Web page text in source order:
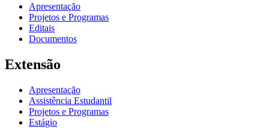
Apresentação
Projetos e Programas
Editais
Documentos
Extensão
Apresentação
Assistência Estudantil
Projetos e Programas
Estágio